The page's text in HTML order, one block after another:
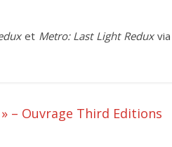
et Metro: Last Light Reduxvia
– Ouvrage Third Editions